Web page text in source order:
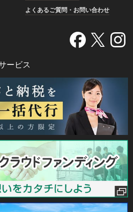
よくあるご質問・お問い合わせ
ービス